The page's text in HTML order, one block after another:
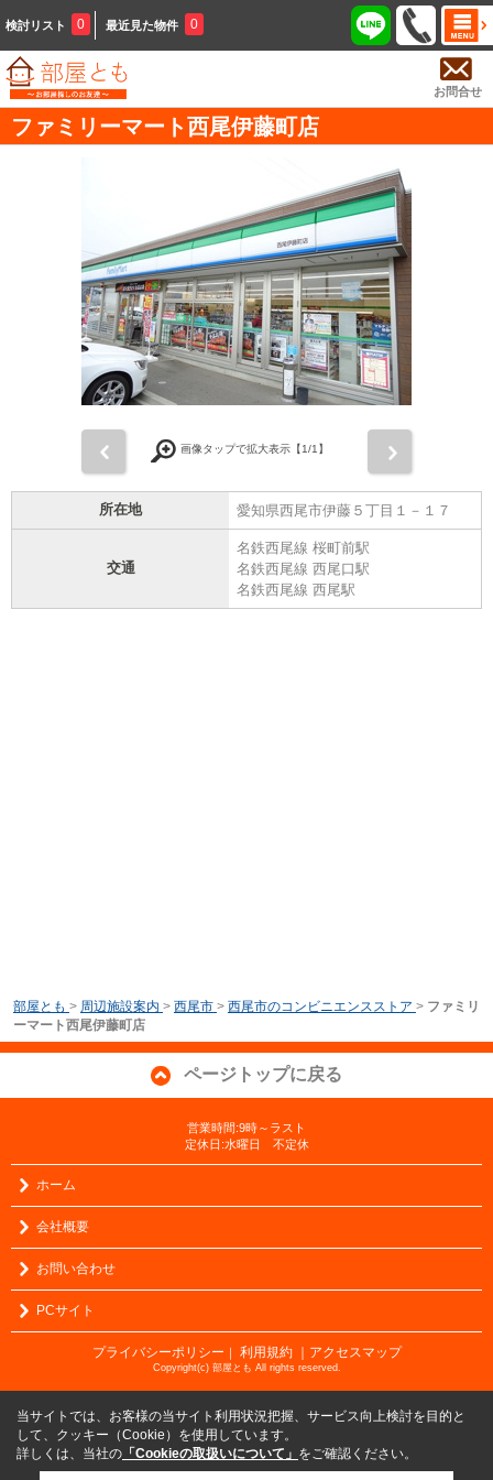
検討リスト 0 最近見た物件 0
お問合せ
ファミリーマート西尾伊藤町店
画像タップで拡大表示【1/1】
所在地 愛知県西尾市伊藤５丁目１－１７
交通
名鉄西尾線 桜町前駅
名鉄西尾線 西尾口駅
名鉄西尾線 西尾駅
部屋とも > 周辺施設案内 > 西尾市 > 西尾市のコンビニエンスストア > ファミリ
ーマート西尾伊藤町店
ページトップに戻る
営業時間:9時～ラスト
定休日:水曜日 不定休
ホーム
会社概要
お問い合わせ
PCサイト
プライバシーポリシー ｜ 利用規約 ｜アクセスマップ
Copyright(c) 部屋とも All rights reserved.
当サイトでは、お客様の当サイト利用状況把握、サービス向上検討を目的と
して、クッキー（Cookie）を使用しています。
詳しくは、当社の 「Cookieの取扱いについて」 をご確認ください。